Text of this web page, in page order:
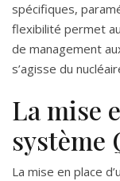
spécifiques,
flexibilité permet
de management
s’agisse du
La mise
système
La mise en place